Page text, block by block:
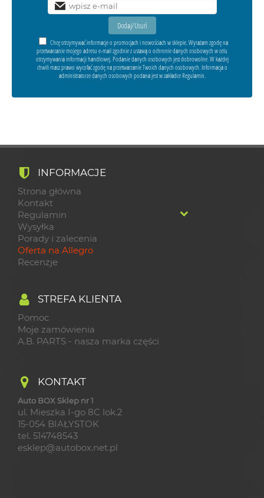
Chcę otrzymywać informacje o promocjach i nowościach w sklepie. Wyrażam zgodę na
przetwarzanie mojego adresu e-mail zgodnie z ustawą o ochronie danych osobowych w celu
otrzymywania informacji handlowej. Podanie danych osobowych jest dobrowolne. W każdej
chwili masz prawo wycofać zgodę na przetwarzanie Twoich danych osobowych. Informacja o
administratorze danych osobowych podana jest w zakładce Regulamin.
INFORMACJE
Strona główna
Kontakt
Regulamin
Wysyłka
Porady i zalecenia
Oferta na Allegro
Recenzje
STREFA KLIENTA
Pomoc
Moje zamówienia
A.B. PARTS - nasza marka części
KONTAKT
Auto BOX Sklep nr 1
ul. Mieszka I-go 8C lok.2
15-054 BIAŁYSTOK
tel. 514748543
esklep@autobox.net.pl